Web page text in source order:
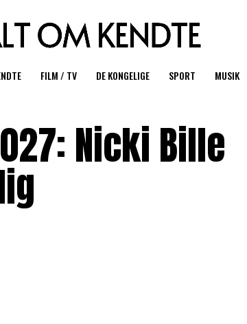
FILM / TV DE KONGELIGE SPORT MUSIK
Nicki Bille